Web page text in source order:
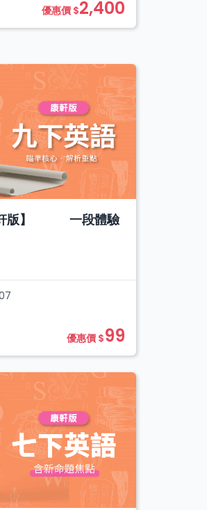
優惠價 $2,400
軒版】 一段體驗
優惠價 $99